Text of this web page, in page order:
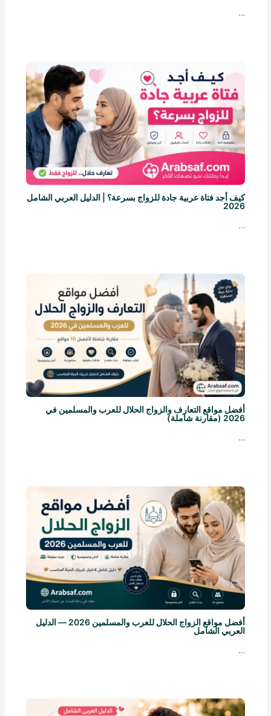
…
كيف أجد فتاة عربية جادة للزواج بسرعة؟ | الدليل العربي الشامل
2026
…
أفضل مواقع التعارف والزواج الحلال للعرب والمسلمين في
2026 (مقارنة شاملة)
…
أفضل مواقع الزواج الحلال للعرب والمسلمين 2026 — الدليل
العربي الشامل
…